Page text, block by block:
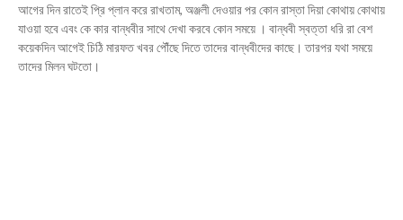
আগের দিন রাতেই প্রি প্লান করে রাখতাম, অঞ্জলী দেওয়ার পর কোন রাস্তা দিয়া কোথায় কোথায়
যাওয়া হবে এবং কে কার বান্ধবীর সাথে দেখা করবে কোন সময়ে । বান্ধবী স্বত্তা ধরি রা বেশ
কয়েকদিন আগেই চিঠি মারফত খবর পৌঁছে দিতে তাদের বান্ধবীদের কাছে। তারপর যথা সময়ে
তাদের মিলন ঘটতো।